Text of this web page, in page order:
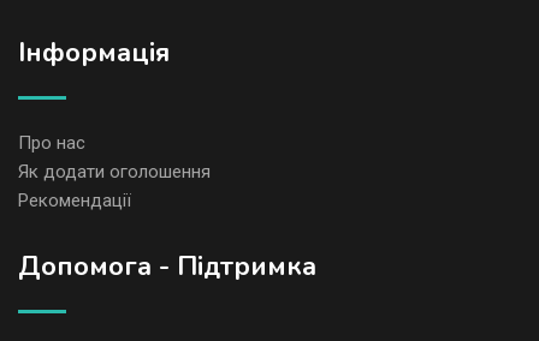
Iнформація
Про нас
Як додати оголошення
Рекомендації
Допомога - Підтримка